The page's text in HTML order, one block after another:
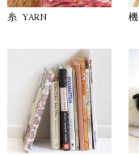
糸 YARN 機